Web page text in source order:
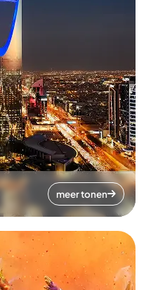
meer tonen